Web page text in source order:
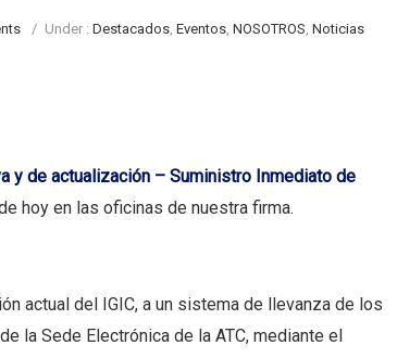
/ Under : Destacados, Eventos, NOSOTROS, Noticias
y de actualización – Suministro Inmediato de
hoy en las oficinas de nuestra firma.
actual del IGIC, a un sistema de llevanza de los
la Sede Electrónica de la ATC, mediante el